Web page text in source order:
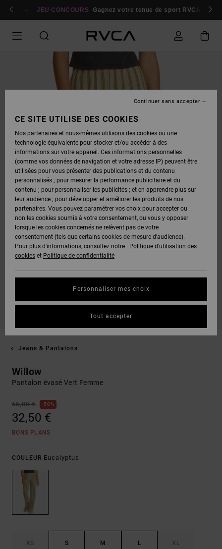
Se connecter / s'inscrire
JEU CONCOURS Gagnez votre tenue de sport RVCA
Jeans & Pantalons
Willow
Pantalon évasé Vert Femme
65,00 € 50%
32,50 €
BONS PLANS
COULEUR Eucalyptus
XS S M L XL
CE SITE UTILISE DES COOKIES
Nos partenaires et nous-mêmes utilisons des cookies ou une
technologie équivalente pour stocker et/ou accéder à des
informations sur votre appareil. Ces informations personnelles
(comme vos données de navigation et votre adresse IP) peuvent être
utilisées pour vous présenter des publications et du contenu
personnalisés ; pour mesurer la performance publicitaire et du
contenu ; pour personnaliser les publicités ; et en apprendre plus sur
leur audience ; pour développer et améliorer les produits de nos
partenaires. Vous pouvez paramétrer vos choix pour accepter ou
non les cookies soumis à votre consentement, ou vous y opposer
lorsque les cookies concernés ne relèvent pas de votre
consentement (tels que certains cookies de mesure d’audience).
Pour plus d'informations, consultez notre : Politique d'utilisation des
cookies et Politique de confidentialité
Personnaliser mes choix
Continuer sans accepter
Tout accepter